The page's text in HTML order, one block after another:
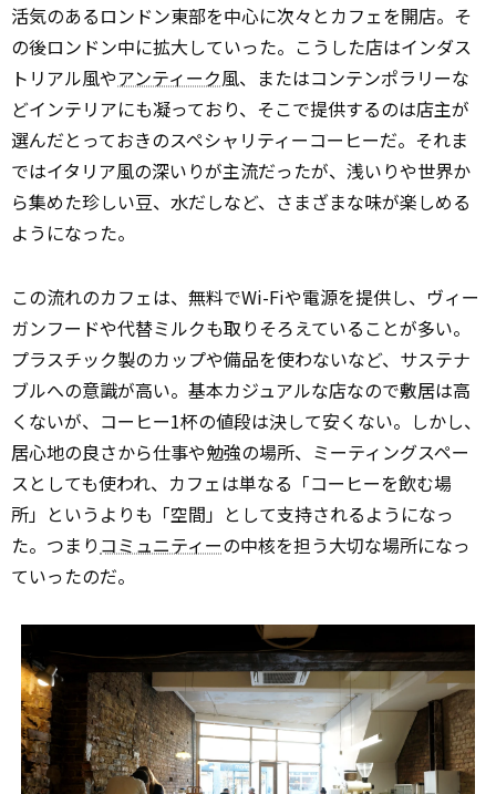
活気のあるロンドン東部を中心に次々とカフェを開店。そ
の後ロンドン中に拡大していった。こうした店はインダス
トリアル風やアンティーク風、またはコンテンポラリーな
どインテリアにも凝っており、そこで提供するのは店主が
選んだとっておきのスペシャリティーコーヒーだ。それま
ではイタリア風の深いりが主流だったが、浅いりや世界か
ら集めた珍しい豆、水だしなど、さまざまな味が楽しめる
ようになった。
この流れのカフェは、無料でWi-Fiや電源を提供し、ヴィー
ガンフードや代替ミルクも取りそろえていることが多い。
プラスチック製のカップや備品を使わないなど、サステナ
ブルへの意識が高い。基本カジュアルな店なので敷居は高
くないが、コーヒー1杯の値段は決して安くない。しかし、
居心地の良さから仕事や勉強の場所、ミーティングスペー
スとしても使われ、カフェは単なる「コーヒーを飲む場
所」というよりも「空間」として支持されるようになっ
た。つまり コミュニティーの中核を担う大切な場所になっ
ていったのだ。